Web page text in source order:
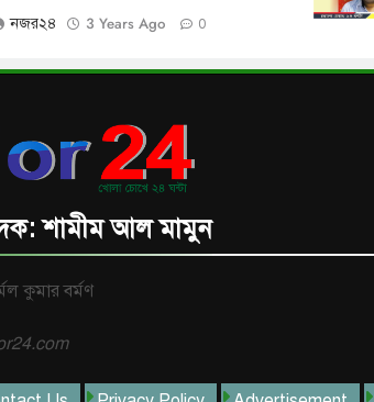
নজর২৪ 3 Years Ago 0
শামীম আল মামুন
কুমার বর্মণ